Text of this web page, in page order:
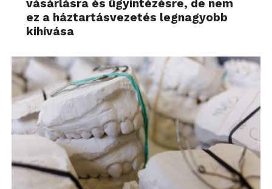
vásárlásra és ügyintézésre, de nem
ez a háztartásvezetés legnagyobb
kihívása